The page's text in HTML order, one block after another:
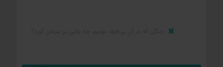
جنگی که در آن بی‌طرف بودیم، چه بلایی بر سرمان آورد؟